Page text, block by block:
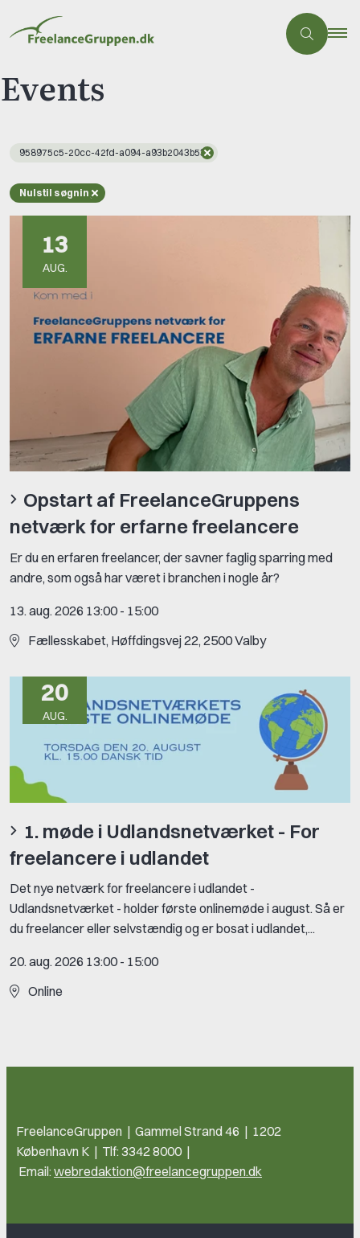
Events
958975c5-20cc-42fd-a094-a93b2043b53f
Nulstil søgning
13
AUG.
Opstart af FreelanceGruppens
netværk for erfarne freelancere
Er du en erfaren freelancer, der savner faglig sparring med
andre, som også har været i branchen i nogle år?
13. aug. 2026 13:00 - 15:00
Fællesskabet, Høffdingsvej 22, 2500 Valby
20
AUG.
1. møde i Udlandsnetværket - For
freelancere i udlandet
Det nye netværk for freelancere i udlandet -
Udlandsnetværket - holder første onlinemøde i august. Så er
du freelancer eller selvstændig og er bosat i udlandet,...
20. aug. 2026 13:00 - 15:00
Online
FreelanceGruppen | Gammel Strand 46 | 1202
København K | Tlf: 3342 8000 |
Email: webredaktion@freelancegruppen.dk